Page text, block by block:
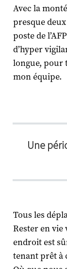
Avec la
presque
poste de
d’hyper
longue, pour
mon équipe.
Une
Tous les
Rester en
endroit est
tenant prêt à